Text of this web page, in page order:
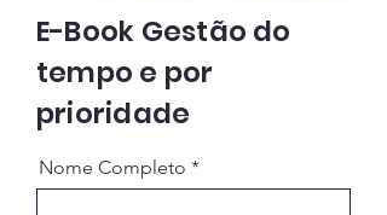
E-Book Gestão do
tempo e por
prioridade
Nome Completo